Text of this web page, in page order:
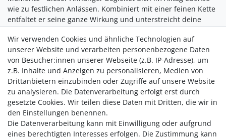
wie zu festlichen Anlässen. Kombiniert mit einer feinen Kette
entfaltet er seine ganze Wirkung und unterstreicht deine
Persönlichkeit mit schlichter Eleganz.
Material: 925er Sterlingsilber, hell poliert Herzform mit
charakteristischen Dots-Strukturen
Maße: ca. 21 x 20 mm, Kettenlänge 42cm (mit Karabiner)
Vielseitig tragbar - zu jedem Outfit ein Highlight Ein kleines
Herz mit großer Wirkung - zeitlos schön, voller Emotion und
ein funkelndes Zeichen der Verbundenheit.
Wir verwenden Cookies und ähnliche Technologien auf
unserer Website und verarbeiten personenbezogene Daten
von Besucher:innen unserer Webseite (z.B. IP-Adresse), um
z.B. Inhalte und Anzeigen zu personalisieren, Medien von
Drittanbietern einzubinden oder Zugriffe auf unsere Website
zu analysieren. Die Datenverarbeitung erfolgt erst durch
gesetzte Cookies. Wir teilen diese Daten mit Dritten, die wir in
den Einstellungen benennen.
Die Datenverarbeitung kann mit Einwilligung oder aufgrund
eines berechtigten Interesses erfolgen. Die Zustimmung kann